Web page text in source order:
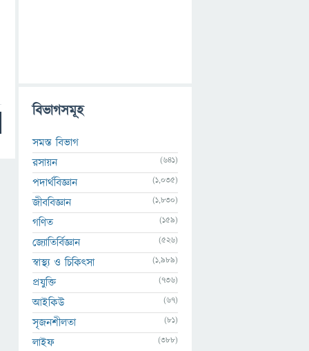
বিভাগসমূহ
সমস্ত বিভাগ
রসায়ন
(641)
পদার্থবিজ্ঞান (1,035)
জীববিজ্ঞান (1,830)
গণিত (159)
জ্যোতির্বিজ্ঞান (526)
স্বাস্থ্য ও চিকিৎসা (1,989)
প্রযুক্তি (736)
আইকিউ (67)
সৃজনশীলতা (81)
লাইফ (388)